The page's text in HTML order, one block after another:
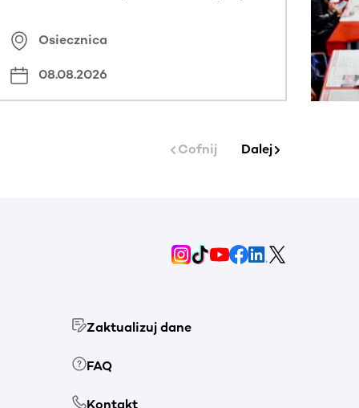
Osiecznica
08.08.2026
Cofnij Dalej
Zaktualizuj dane
FAQ
Kontakt